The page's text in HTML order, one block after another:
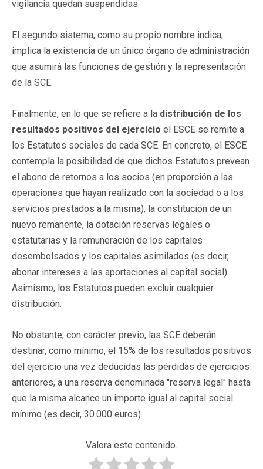
vigilancia quedan suspendidas.
El segundo sistema, como su propio nombre indica,
implica la existencia de un único órgano de administración
que asumirá las funciones de gestión y la representación
de la SCE.
Finalmente, en lo que se refiere a la distribución de los
resultados positivos del ejercicio el ESCE se remite a
los Estatutos sociales de cada SCE. En concreto, el ESCE
contempla la posibilidad de que dichos Estatutos prevean
el abono de retornos a los socios (en proporción a las
operaciones que hayan realizado con la sociedad o a los
servicios prestados a la misma), la constitución de un
nuevo remanente, la dotación reservas legales o
estatutarias y la remuneración de los capitales
desembolsados y los capitales asimilados (es decir,
abonar intereses a las aportaciones al capital social).
Asimismo, los Estatutos pueden excluir cualquier
distribución.
No obstante, con carácter previo, las SCE deberán
destinar, como mínimo, el 15% de los resultados positivos
del ejercicio una vez deducidas las pérdidas de ejercicios
anteriores, a una reserva denominada "reserva legal" hasta
que la misma alcance un importe igual al capital social
mínimo (es decir, 30.000 euros).
Valora este contenido.